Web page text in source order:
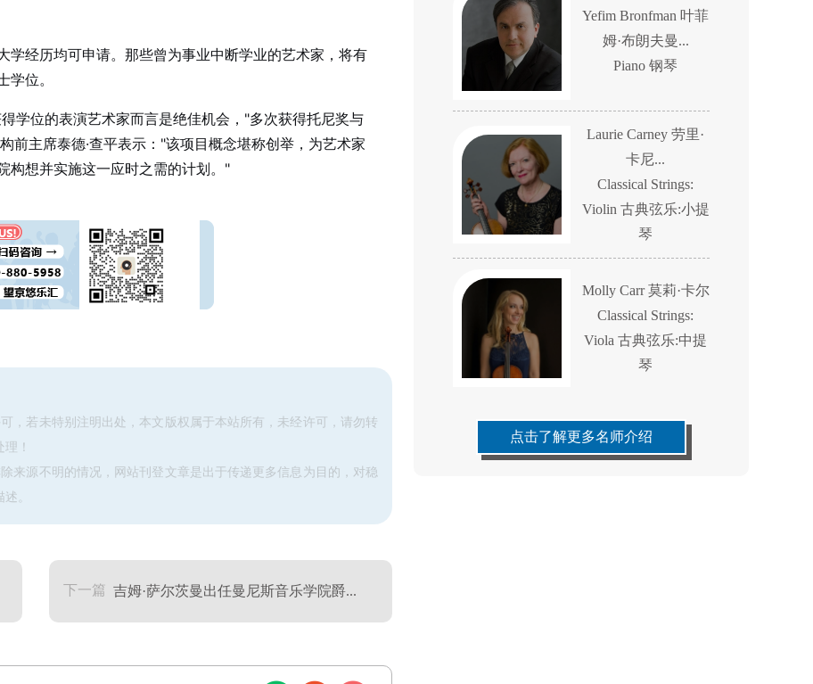
学经历均可申请。那些曾为事业中断学业的艺术家，将有
位。
学位的表演艺术家而言是绝佳机会，"多次获得托尼奖与
前主席泰德·查平表示："该项目概念堪称创举，为艺术家
构想并实施这一应时之需的计划。"
，若未特别注明出处，本文版权属于本站所有，未经许可，请勿转
！
来源不明的情况，网站刊登文章是出于传递更多信息为目的，对稳
。
下一篇 吉姆·萨尔茨曼出任曼尼斯音乐学院爵...
Yefim Bronfman 叶菲
姆·布朗夫曼...
Piano 钢琴
Laurie Carney 劳里·
卡尼...
Classical Strings:
Violin 古典弦乐:小提
琴
Molly Carr 莫莉·卡尔
Classical Strings:
Viola 古典弦乐:中提
琴
点击了解更多名师介绍